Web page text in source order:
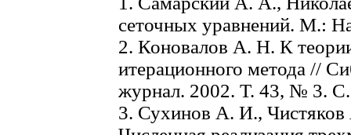
сеточных уравнений. М.:
2. Коновалов А. Н. К
итерационного метода //
журнал. 2002. Т. 43, № 3.
3. Сухинов А. И.,